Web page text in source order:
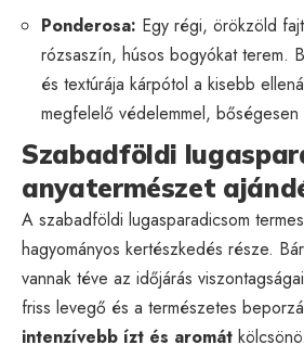
Ponderosa: Egy régi, örökzöld
rózsaszín, húsos bogyókat terem.
és textúrája kárpótol a kisebb
megfelelő védelemmel, bőségesen
Szabadföldi
anyatermészet
A szabadföldi lugasparadicsom
hagyományos kertészkedés része.
vannak téve az időjárás
friss levegő és a természetes
intenzívebb ízt és aromát